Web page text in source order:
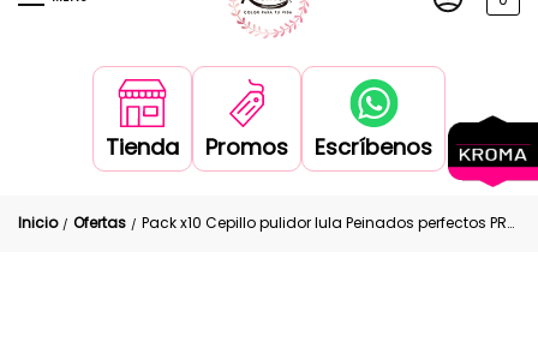
Tienda Promos Escríbenos
Inicio / Ofertas / Pack x10 Cepillo pulidor lula Peinados perfectos PROMO